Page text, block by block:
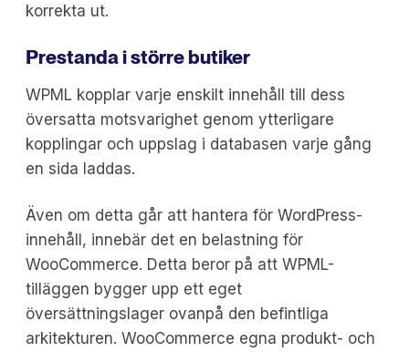
korrekta ut.
Prestanda i större butiker
WPML kopplar varje enskilt innehåll till dess
översatta motsvarighet genom ytterligare
kopplingar och uppslag i databasen varje gång
en sida laddas.
Även om detta går att hantera för WordPress-
innehåll, innebär det en belastning för
WooCommerce. Detta beror på att WPML-
tilläggen bygger upp ett eget
översättningslager ovanpå den befintliga
arkitekturen. WooCommerce egna produkt- och